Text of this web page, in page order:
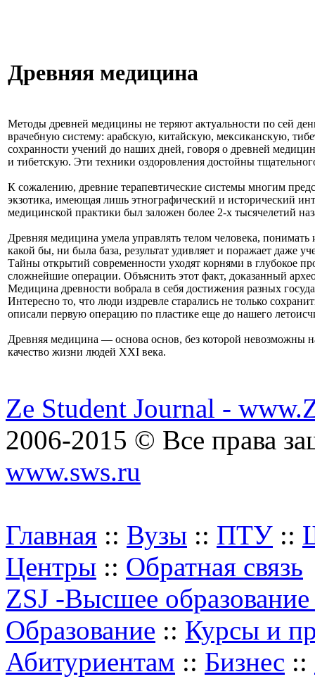
Древняя медицина
Методы древней медицины не теряют актуальности по сей
врачебную систему: арабскую, китайскую, мексиканскую,
сохранности учений до наших дней, говоря о древней
и тибетскую. Эти техники оздоровления достойны
К сожалению, древние терапевтические системы многим
экзотика, имеющая лишь этнографический и исторический
медицинской практики был заложен более 2-х тысячелетий
Древняя медицина умела управлять телом человека,
какой бы, ни была база, результат удивляет и поражает даже
Тайны открытий современности уходят корнями в глубокое
сложнейшие операции. Объяснить этот факт, доказанный
Медицина древности вобрала в себя достижения разных
Интересно то, что люди издревле старались не только
описали первую операцию по пластике еще до нашего
Древняя медицина — основа основ, без которой невозможны
качество жизни людей XXI века.
Ze Student Journal -
2006-2015 © Все права
www.sws.ru
Главная :: Вузы :: ПТУ ::
Центры :: Обратная связь
ZSJ -Высшее
Образование :: Курсы и
Абитуриентам :: Бизнес ::